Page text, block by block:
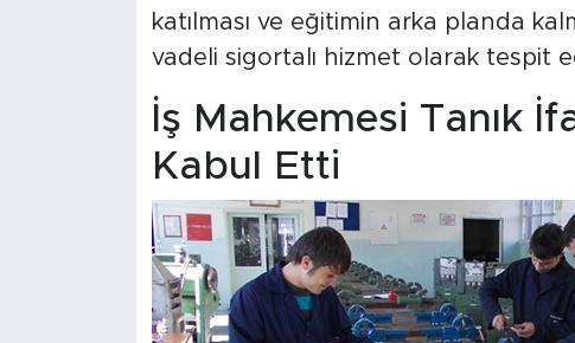
katılması ve eğitimin arka planda
vadeli sigortalı hizmet olarak tespit
İş Mahkemesi Tanık
Kabul Etti